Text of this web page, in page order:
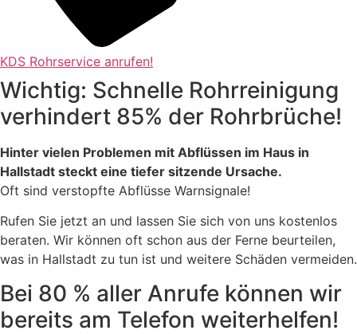
KDS Rohrservice anrufen!
Wichtig: Schnelle Rohrreinigung
verhindert 85% der Rohrbrüche!
Hinter vielen Problemen mit Abflüssen im Haus in
Hallstadt steckt eine tiefer sitzende Ursache.
Oft sind verstopfte Abflüsse Warnsignale!
Rufen Sie jetzt an und lassen Sie sich von uns kostenlos
beraten. Wir können oft schon aus der Ferne beurteilen,
was in Hallstadt zu tun ist und weitere Schäden vermeiden.
Bei 80 % aller Anrufe können wir
bereits am Telefon weiterhelfen!